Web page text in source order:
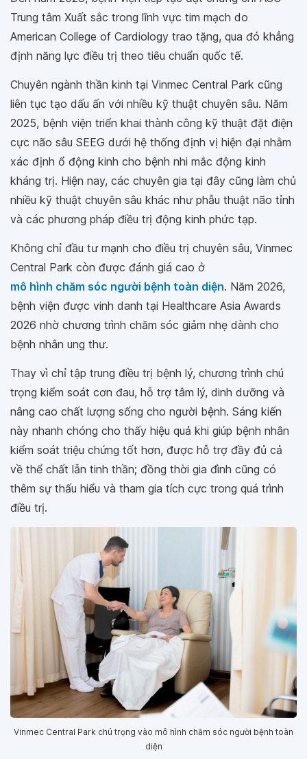
Trung tâm Xuất sắc trong lĩnh vực tim mạch do
American College of Cardiology trao tặng, qua đó khẳng
định năng lực điều trị theo tiêu chuẩn quốc tế.
Chuyên ngành thần kinh tại Vinmec Central Park cũng
liên tục tạo dấu ấn với nhiều kỹ thuật chuyên sâu. Năm
2025, bệnh viện triển khai thành công kỹ thuật đặt điện
cực não sâu SEEG dưới hệ thống định vị hiện đại nhằm
xác định ổ động kinh cho bệnh nhi mắc động kinh
kháng trị. Hiện nay, các chuyên gia tại đây cũng làm chủ
nhiều kỹ thuật chuyên sâu khác như phẫu thuật não tỉnh
và các phương pháp điều trị động kinh phức tạp.
Không chỉ đầu tư mạnh cho điều trị chuyên sâu, Vinmec
Central Park còn được đánh giá cao ở
mô hình chăm sóc người bệnh toàn diện. Năm 2026,
bệnh viện được vinh danh tại Healthcare Asia Awards
2026 nhờ chương trình chăm sóc giảm nhẹ dành cho
bệnh nhân ung thư.
Thay vì chỉ tập trung điều trị bệnh lý, chương trình chú
trọng kiểm soát cơn đau, hỗ trợ tâm lý, dinh dưỡng và
nâng cao chất lượng sống cho người bệnh. Sáng kiến
này nhanh chóng cho thấy hiệu quả khi giúp bệnh nhân
kiểm soát triệu chứng tốt hơn, được hỗ trợ đầy đủ cả
về thể chất lẫn tinh thần; đồng thời gia đình cũng có
thêm sự thấu hiểu và tham gia tích cực trong quá trình
điều trị.
Vinmec Central Park chú trọng vào mô hình chăm sóc người bệnh toàn
diện